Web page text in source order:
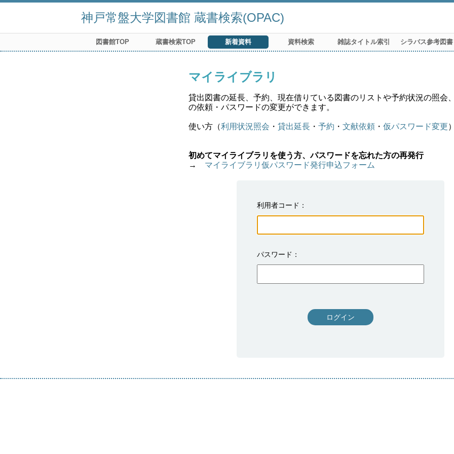
神戸常盤大学図書館 蔵書検索(OPAC)
図書館TOP 蔵書検索TOP 新着資料 資料検索 雑誌タイトル索引 シラバス参考図書
マイライブラリ
貸出図書の延長、予約、現在借りている図書のリストや予約状況の照会
の依頼・パスワードの変更ができます。
使い方（利用状況照会 ・ 貸出延長 ・ 予約 ・ 文献依頼 ・ 仮パスワード変更）
初めてマイライブラリを使う方、パスワードを忘れた方の再発行
→ マイライブラリ仮パスワード発行申込フォーム
利用者コード
パスワード
ログイン